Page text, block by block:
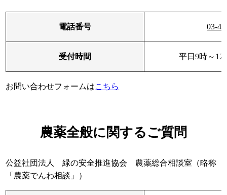
電話番号 03-
受付時間 平日9時～12
お問い合わせフォームはこちら
農薬全般に関するご質問
公益社団法人 緑の安全推進協会 農薬総合相談室（略称
「農薬でんわ相談」）